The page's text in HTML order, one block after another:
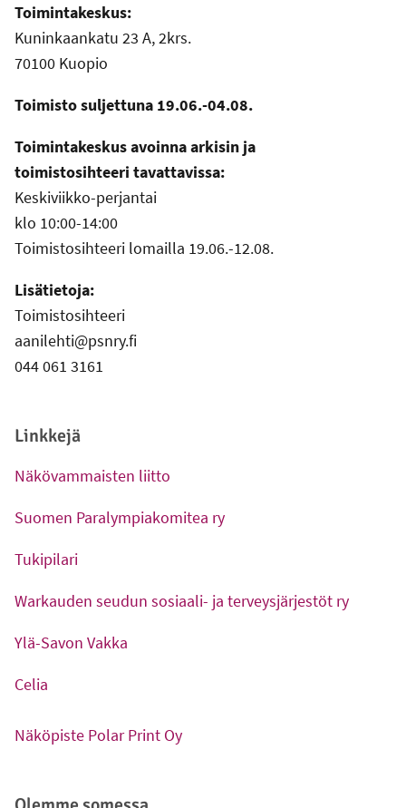
Toimintakeskus:
Kuninkaankatu 23 A, 2krs.
70100 Kuopio
Toimisto suljettuna 19.06.-04.08.
Toimintakeskus avoinna arkisin ja
toimistosihteeri tavattavissa:
Keskiviikko-perjantai
klo 10:00-14:00
Toimistosihteeri lomailla 19.06.-12.08.
Lisätietoja:
Toimistosihteeri
aanilehti@psnry.fi
044 061 3161
Linkkejä
Näkövammaisten liitto
Suomen Paralympiakomitea ry
Tukipilari
Warkauden seudun sosiaali- ja terveysjärjestöt ry
Ylä-Savon Vakka
Celia
Näköpiste Polar Print Oy